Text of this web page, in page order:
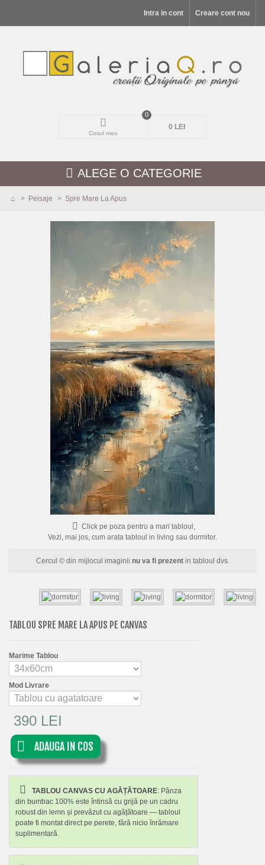
Intra in cont Creare cont nou
Cosul meu
0
0 LEI
ALEGE O CATEGORIE
> Peisaje > Spre Mare La Apus
Click pe poza pentru a mari tabloul,
Vezi, mai jos, cum arata tabloul in living sau dormitor.
Cercul © din mijlocul imaginii nu va fi prezentin tabloul dvs.
TABLOU SPRE MARE LA APUS PE CANVAS
Marime Tablou
Mod Livrare
390 LEI
ADAUGA IN COS
TABLOU CANVAS CU AGĂȚĂTOARE: Pânza
din bumbac 100% este întinsă cu grijă pe un cadru
robust din lemn și prevăzut cu agățătoare — tabloul
poate fi montat direct pe perete, fără nicio înrămare
suplimentară.